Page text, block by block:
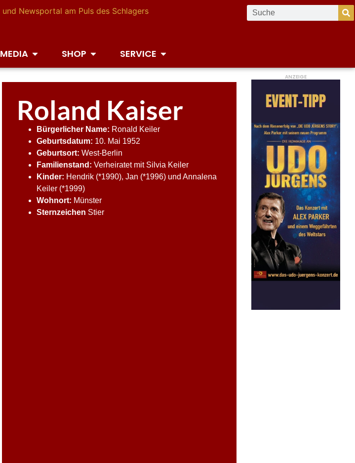
MEDIA SHOP SERVICE
Roland Kaiser
Bürgerlicher Name: Ronald Keiler
Geburtsdatum: 10. Mai 1952
Geburtsort: West-Berlin
Familienstand: Verheiratet mit Silvia Keiler
Kinder: Hendrik (*1990), Jan (*1996) und Annalena
Keiler (*1999)
Wohnort: Münster
Sternzeichen Stier
ANZEIGE